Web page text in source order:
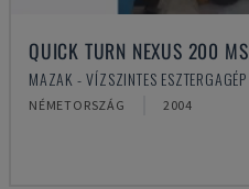
QUICK TURN NEXUS 200 MS
MAZAK - VÍZSZINTES ESZTERGAGÉP
NÉMETORSZÁG 2004